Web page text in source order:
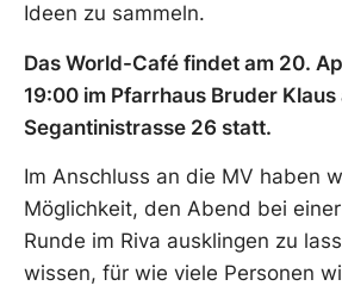
Ideen zu sammeln.
Das World-Café findet am 20.
19:00 im Pfarrhaus Bruder Klaus
Segantinistrasse 26 statt.
Im Anschluss an die MV haben
Möglichkeit, den Abend bei
Runde im Riva ausklingen zu
wissen, für wie viele Personen